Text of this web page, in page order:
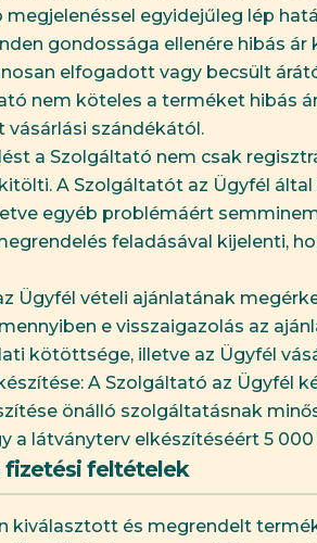
megjelenéssel egyidejűleg lép
gondossága ellenére hibás
elfogadott vagy becsült
nem köteles a terméket hibás
vásárlási szándékától.
a Szolgáltató nem csak
A Szolgáltatót az Ügyfél
egyéb problémáért
feladásával kijelenti,
Ügyfél vételi ajánlatának
e visszaigazolás az
kötöttsége, illetve az Ügyfél
A Szolgáltató az Ügyfél
önálló szolgáltatásnak
a látványterv elkészítéséért 5
fizetési feltételek
kiválasztott és megrendelt